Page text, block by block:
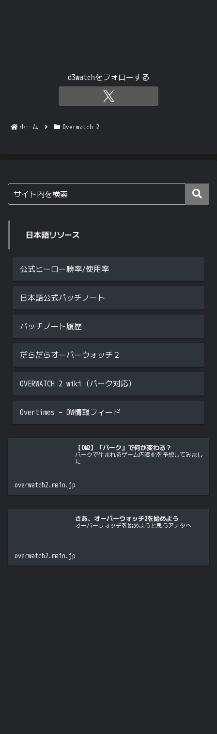
d3watchをフォローする
ホーム Overwatch 2
日本語リソース
公式ヒーロー勝率/使用率
日本語公式パッチノート
パッチノート履歴
だらだらオーバーウォッチ２
OVERWATCH 2 wiki（パーク対応）
Overtimes – OW情報フィード
【OW2】「パーク」で何が変わる？
パークで生まれるゲーム内変化を予想してみまし
た
overwatch2.main.jp
さあ、オーバーウォッチ2を始めよう
オーバーウォッチを始めようと思うアナタへ
overwatch2.main.jp